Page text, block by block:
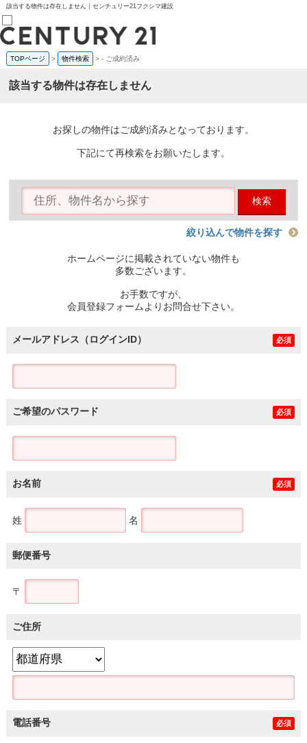
該当する物件は存在しません｜センチュリー21フクシマ建設
売買部
0120-800-844
賃貸部
会員メニュー
物件を探す
購入TOP
条件から探す
住宅ローン控除シミュレータ
TOPページ > 物件検索 >- ご成約済み
該当する物件は存在しません
お探しの物件はご成約済みとなっております。
下記にて再検索をお願いたします。
検索
絞り込んで物件を探す
ホームページに掲載されていない物件も
多数ございます。
お手数ですが、
会員登録フォームよりお問合せ下さい。
メールアドレス（ログインID） 必須
ご希望のパスワード 必須
お名前 必須
姓 名
郵便番号
〒
ご住所
電話番号 必須